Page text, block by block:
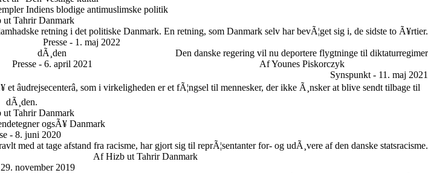
Indiens blodige antimuslimske politik
Tahrir Danmark
retning i det politiske Danmark. En retning, som Danmark selv har bevÃ¦get sig i, de sidste to Ã¥rtier.
Presse - 1. maj 2022
Den danske regering vil nu deportere flygtninge til diktaturregimer
Af Younes Piskorczyk
Synspunkt - 11. maj 2021
dÃ¸den
Presse - 6. april 2021
som i virkeligheden er et fÃ¦ngsel til mennesker, der ikke Ã¸nsker at blive sendt tilbage til
dÃ¸den.
Tahrir Danmark
ogsÃ¥ Danmark
- 8. juni 2020
med at tage afstand fra racisme, har gjort sig til reprÃ¦sentanter for- og udÃ¸vere af den danske statsracisme.
Af Hizb ut Tahrir Danmark
29. november 2019